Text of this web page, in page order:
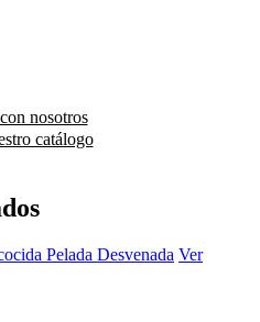
nosotros
catálogo
Pelada Desvenada Ver